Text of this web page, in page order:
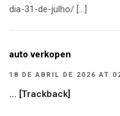
dia-31-de-julho/ […]
auto verkopen
18 DE ABRIL DE 2026 AT
… [Trackback]